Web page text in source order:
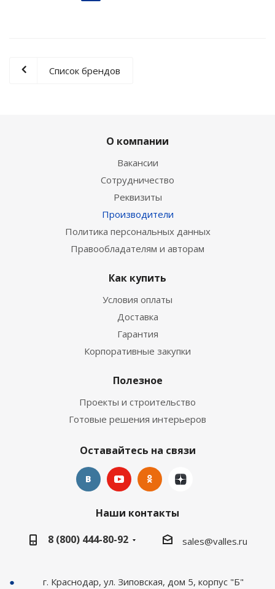
Список брендов
О компании
Вакансии
Сотрудничество
Реквизиты
Производители
Политика персональных данных
Правообладателям и авторам
Как купить
Условия оплаты
Доставка
Гарантия
Корпоративные закупки
Полезное
Проекты и строительство
Готовые решения интерьеров
Оставайтесь на связи
Наши контакты
8 (800) 444-80-92
sales@valles.ru
г. Краснодар, ул. Зиповская, дом 5, корпус "Б"